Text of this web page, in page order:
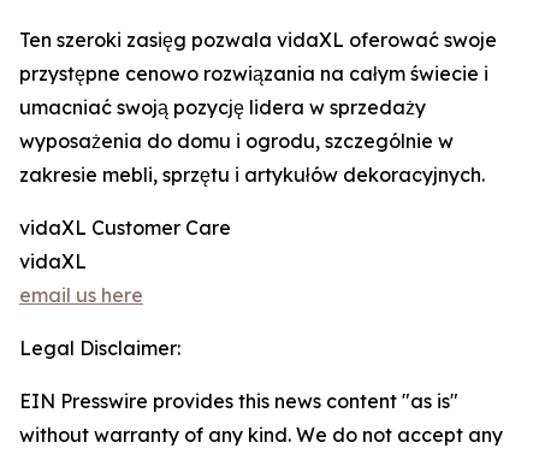
Ten szeroki zasięg pozwala vidaXL oferować swoje
przystępne cenowo rozwiązania na całym świecie i
umacniać swoją pozycję lidera w sprzedaży
wyposażenia do domu i ogrodu, szczególnie w
zakresie mebli, sprzętu i artykułów dekoracyjnych.
vidaXL Customer Care
vidaXL
email us here
Legal Disclaimer:
EIN Presswire provides this news content "as is"
without warranty of any kind. We do not accept any